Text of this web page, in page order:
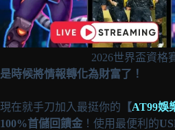
2026世界盃資格
是時候將情報轉化為財富了！
現在就手刀加入最挺你的 【AT99娛
100%首儲回饋金 ！使用最便利的